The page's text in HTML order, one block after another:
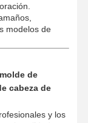
Visita A La
modelos de
de
cabeza de
y los